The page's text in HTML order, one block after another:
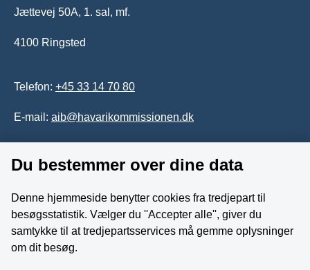
Jættevej 50A, 1. sal, mf.
4100 Ringsted
Telefon: +45 33 14 70 80
E-mail: aib@havarikommissionen.dk
Tilgængelighedserklæring
Whistleblowerordning
Følg os på YouTube
Du bestemmer over dine data
Denne hjemmeside benytter cookies fra tredjepart til
besøgsstatistik. Vælger du ''Accepter alle'', giver du
samtykke til at tredjepartsservices må gemme oplysninger
om dit besøg.